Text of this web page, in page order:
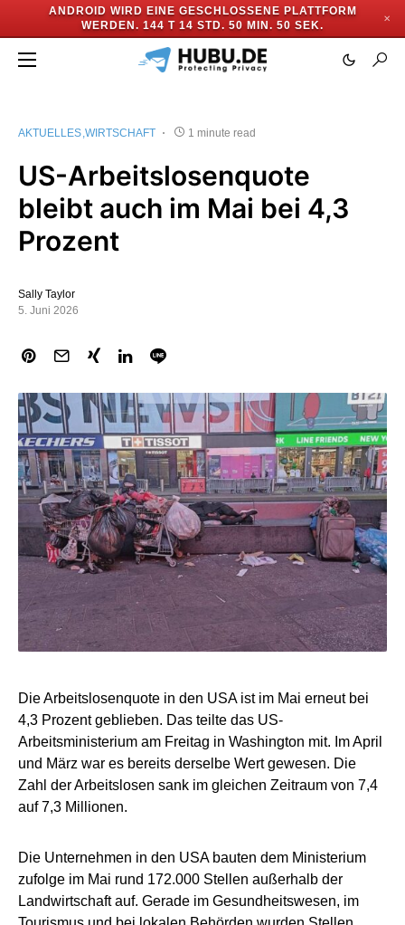
ANDROID WIRD EINE GESCHLOSSENE PLATTFORM
WERDEN. 144 T 14 STD. 50 MIN. 49 SEK.
✕
AKTUELLES WIRTSCHAFT 1 minute read
US-Arbeitslosenquote
bleibt auch im Mai bei 4,3
Prozent
Sally Taylor
5. Juni 2026
Die Arbeitslosenquote in den USA ist im Mai erneut bei
4,3 Prozent geblieben. Das teilte das US-
Arbeitsministerium am Freitag in Washington mit. Im April
und März war es bereits derselbe Wert gewesen. Die
Zahl der Arbeitslosen sank im gleichen Zeitraum von 7,4
auf 7,3 Millionen.
Die Unternehmen in den USA bauten dem Ministerium
zufolge im Mai rund 172.000 Stellen außerhalb der
Landwirtschaft auf. Gerade im Gesundheitswesen, im